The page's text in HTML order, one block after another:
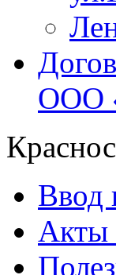
ООО
Ввод
Акты